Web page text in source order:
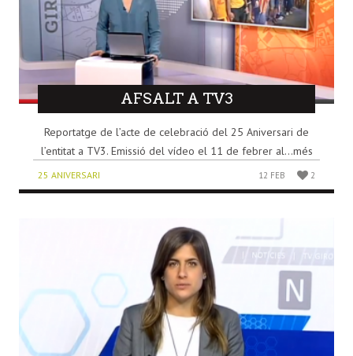
AFSALT A TV3
Reportatge de l’acte de celebració del 25 Aniversari de
l’entitat a TV3. Emissió del vídeo el 11 de febrer al...més
25 ANIVERSARI 12 FEB 2